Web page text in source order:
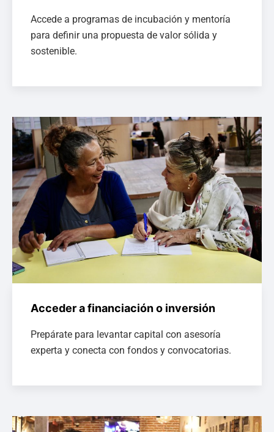
Accede a programas de incubación y mentoría
para definir una propuesta de valor sólida y
sostenible.
Acceder a financiación o inversión
Prepárate para levantar capital con asesoría
experta y conecta con fondos y convocatorias.